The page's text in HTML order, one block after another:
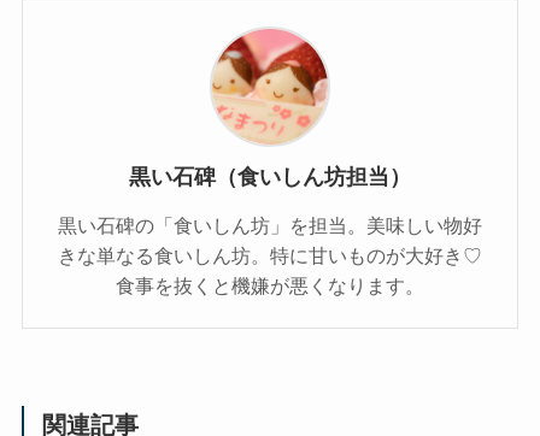
黒い石碑（食いしん坊担当）
黒い石碑の「食いしん坊」を担当。美味しい物好
きな単なる食いしん坊。特に甘いものが大好き♡
食事を抜くと機嫌が悪くなります。
関連記事